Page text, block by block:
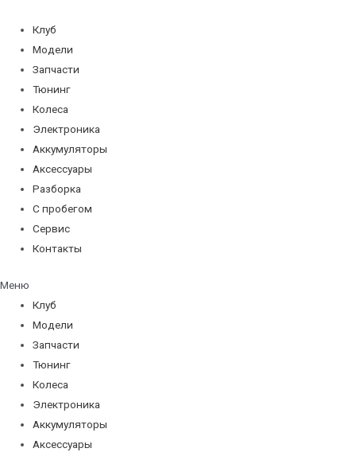
содержимому
Клуб
Модели
Запчасти
Тюнинг
Колеса
Электроника
Аккумуляторы
Аксессуары
Разборка
С пробегом
Сервис
Контакты
Меню
Клуб
Модели
Запчасти
Тюнинг
Колеса
Электроника
Аккумуляторы
Аксессуары